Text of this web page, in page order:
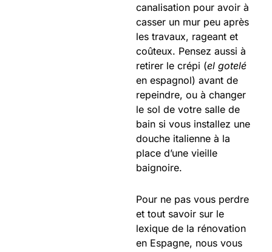
canalisation pour avoir à
casser un mur peu après
les travaux, rageant et
coûteux. Pensez aussi à
retirer le crépi (el gotelé
en espagnol) avant de
repeindre, ou à changer
le sol de votre salle de
bain si vous installez une
douche italienne à la
place d’une vieille
baignoire.
Pour ne pas vous perdre
et tout savoir sur le
lexique de la rénovation
en Espagne, nous vous